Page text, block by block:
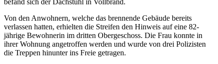
Von den Anwohnern, welche das brennende Gebäude bereits
verlassen hatten, erhielten die Streifen den Hinweis auf eine 82-
jährige Bewohnerin im dritten Obergeschoss. Die Frau konnte in
ihrer Wohnung angetroffen werden und wurde von drei Polizisten
die Treppen hinunter ins Freie getragen.